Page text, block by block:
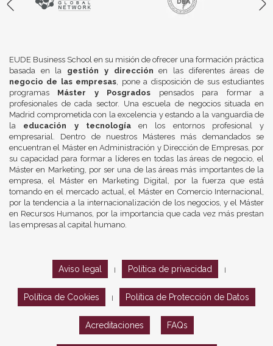
EUDE Business School en su misión de ofrecer una formación práctica
basada en la gestión y dirección en las diferentes áreas de
negocio de las empresas, pone a disposición de sus estudiantes
programas Máster y Posgrados pensados para formar a
profesionales de cada sector. Una escuela de negocios situada en
Madrid comprometida con la excelencia y estando a la vanguardia de
la educación y tecnologíaen los entornos profesional y
empresarial. Dentro de nuestros Másteres más demandados se
encuentran el Máster en Administración y Dirección de Empresas, por
su capacidad para formar a líderes en todas las áreas de negocio, el
Máster en Marketing, por ser una de las áreas más importantes de la
empresa, el Máster en Marketing Digital, por la fuerza que está
tomando en el mercado actual, el Máster en Comercio Internacional,
por la tendencia a la internacionalización de los negocios, y el Máster
en Recursos Humanos, por la importancia que cada vez más prestan
las empresas al capital humano.
Aviso legal Política de privacidad
Política de Cookies Política de Protección de Datos
Acreditaciones FAQs